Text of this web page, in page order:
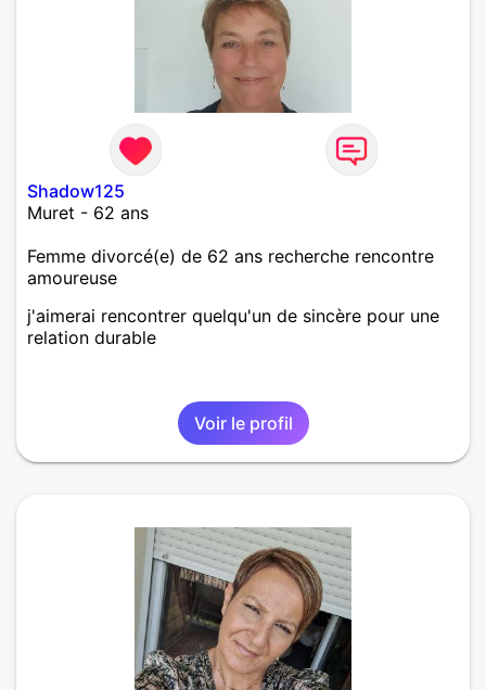
Shadow125
Muret - 62 ans
Femme divorcé(e) de 62 ans recherche rencontre
amoureuse
j'aimerai rencontrer quelqu'un de sincère pour une
relation durable
Voir le profil